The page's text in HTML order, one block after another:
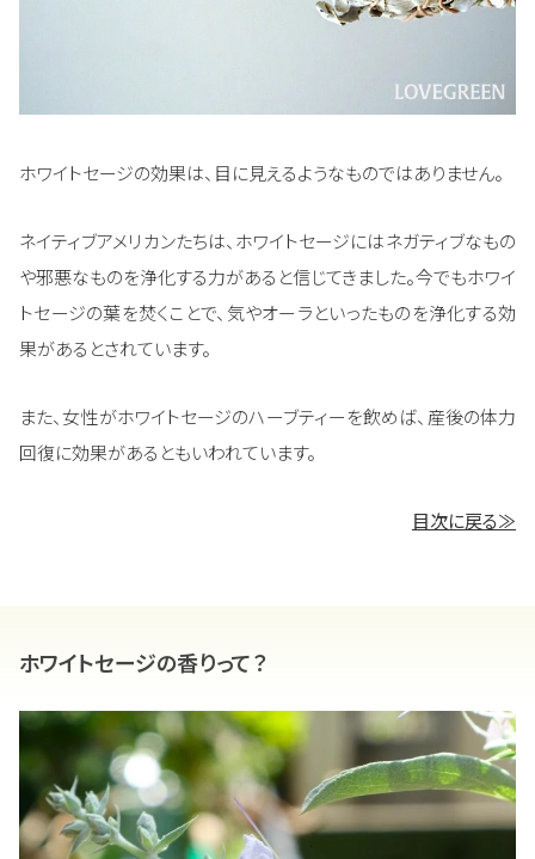
ホワイトセージの効果は、目に見えるようなものではありません。
ネイティブアメリカンたちは、ホワイトセージにはネガティブなもの
や邪悪なものを浄化する力があると信じてきました。今でもホワイ
トセージの葉を焚くことで、気やオーラといったものを浄化する効
果があるとされています。
また、女性がホワイトセージのハーブティーを飲めば、産後の体力
回復に効果があるともいわれています。
目次に戻る≫
ホワイトセージの香りって？